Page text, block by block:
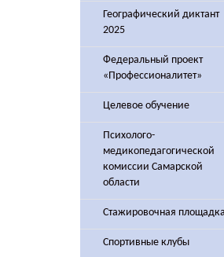
Географический диктант
2025
Федеральный проект
«Профессионалитет»
Целевое обучение
Психолого-
медикопедагогической
комиссии Самарской
области
Стажировочная площадка
Спортивные клубы